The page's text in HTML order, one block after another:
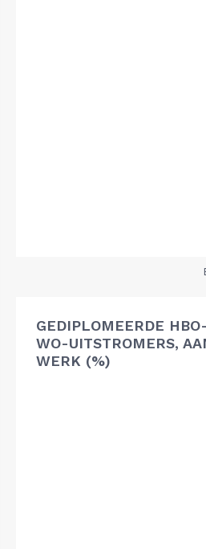
GEDIPLOMEERDE
WO-UITSTROMERS,
WERK (%)